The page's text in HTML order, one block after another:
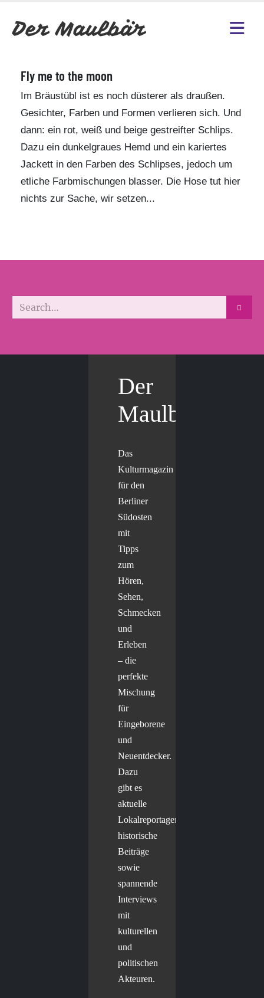
Fly me to the moon
Im Bräustübl ist es noch düsterer als draußen.
Gesichter, Farben und Formen verlieren sich. Und
dann: ein rot, weiß und beige gestreifter Schlips.
Dazu ein dunkelgraues Hemd und ein kariertes
Jackett in den Farben des Schlipses, jedoch um
etliche Farbmischungen blasser. Die Hose tut hier
nichts zur Sache, wir setzen...
Der
Maulbär
Das
Kulturmagazin
für den
Berliner
Südosten
mit
Tipps
zum
Hören,
Sehen,
Schmecken
und
Erleben
– die
perfekte
Mischung
für
Eingeborene
und
Neuentdecker.
Dazu
gibt es
aktuelle
Lokalreportagen,
historische
Beiträge
sowie
spannende
Interviews
mit
kulturellen
und
politischen
Akteuren.